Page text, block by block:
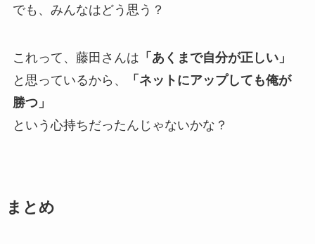
でも、みんなはどう思う？
これって、藤田さんは 「あくまで自分が正しい」
と思っているから、
「ネットにアップしても俺が
勝つ」
という心持ちだったんじゃないかな？
まとめ